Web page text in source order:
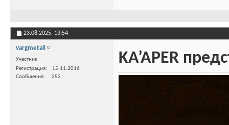
23.08.2025, 13:54
vargmetall
Участник
Регистрация
15.11.2016
Сообщения
252
KA’APER